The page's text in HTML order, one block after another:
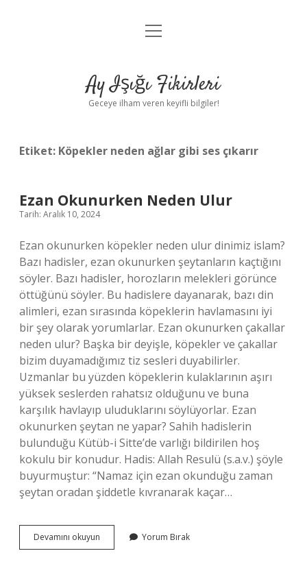
Anasayfa
Yasal Uyarı
menüyü
Ay Işığı Fikirleri
Geceye ilham veren keyifli bilgiler!
Etiket: Köpekler neden ağlar gibi ses çıkarır
Ezan Okunurken Neden Ulur
Tarih: Aralık 10, 2024
Ezan okunurken köpekler neden ulur dinimiz islam?
Bazı hadisler, ezan okunurken şeytanların kaçtığını
söyler. Bazı hadisler, horozların melekleri görünce
öttüğünü söyler. Bu hadislere dayanarak, bazı din
alimleri, ezan sırasında köpeklerin havlamasını iyi
bir şey olarak yorumlarlar. Ezan okunurken çakallar
neden ulur? Başka bir deyişle, köpekler ve çakallar
bizim duyamadığımız tiz sesleri duyabilirler.
Uzmanlar bu yüzden köpeklerin kulaklarının aşırı
yüksek seslerden rahatsız olduğunu ve buna
karşılık havlayıp uluduklarını söylüyorlar. Ezan
okunurken şeytan ne yapar? Sahih hadislerin
bulunduğu Kütüb-i Sitte’de varlığı bildirilen hoş
kokulu bir konudur. Hadis: Allah Resulü (s.a.v.) şöyle
buyurmuştur: “Namaz için ezan okunduğu zaman
şeytan oradan şiddetle kıvranarak kaçar…
Devamını okuyun
Okunurken
Yorum Bırak